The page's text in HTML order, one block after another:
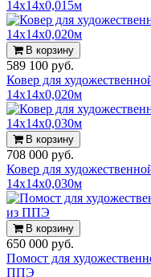
14х14х0,015м
В корзину
589 100 руб.
Ковер для
14х14х0,020м
В корзину
708 000 руб.
Ковер для
14х14х0,030м
В корзину
650 000 руб.
Помост для
ППЭ